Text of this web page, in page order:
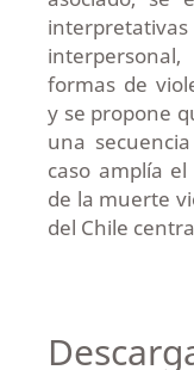
formas de
y se propone
una
caso amplía
de la muerte
del Chile